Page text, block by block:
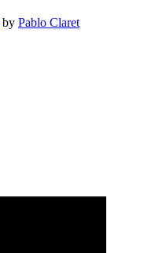
by Pablo Claret